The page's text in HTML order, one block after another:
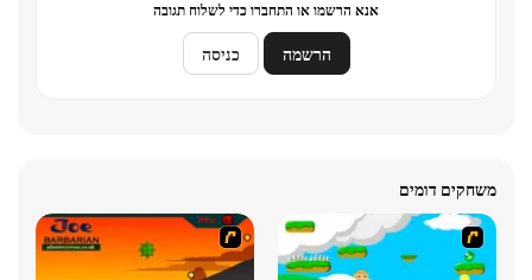
אנא הרשמו או התחברו כדי לשלוח תגובה
הרשמה כניסה
משחקים דומים